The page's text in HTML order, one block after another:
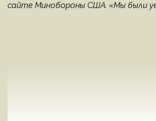
сайте Минобороны США. «Мы были